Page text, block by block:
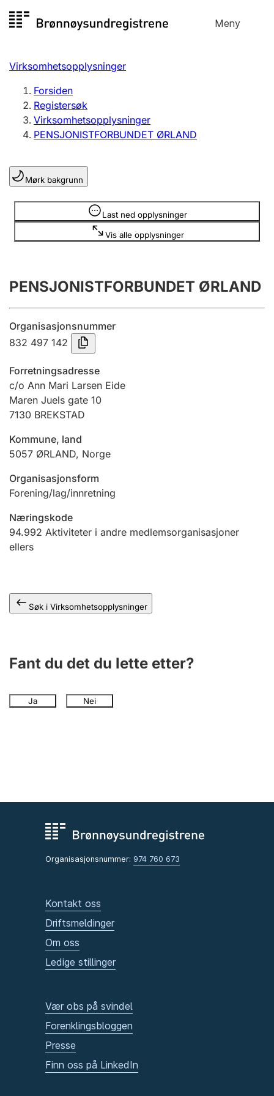
til
Meny
Registersøk
Aksjeselskap
Enkeltpersonforetak
Registrere, endre, slette
Lag og forening
Registrere, endre, slette
Årsregnskap
Innsending og forsinkelsesgebyr
Tinglysing
Jeger
Betaling og jegeravgiftskort
Ektepaktveileder
Virksomhetsopplysninger
Forsiden
Registersøk
Virksomhetsopplysninger
PENSJONISTFORBUNDET ØRLAND
Mørk bakgrunn
Last ned opplysninger
Vis alle opplysninger
Opplysninger er skjult
PENSJONISTFORBUNDET ØRLAND
Organisasjonsnummer
832 497 142
Forretningsadresse
c/o Ann Mari Larsen Eide
Maren Juels gate 10
7130 BREKSTAD
Kommune, land
5057 ØRLAND, Norge
Organisasjonsform
Forening/lag/innretning
Næringskode
94.992 Aktiviteter i andre medlemsorganisasjoner
ellers
Søk i Virksomhetsopplysninger
Fant du det du lette etter?
Ja Nei
Organisasjonsnummer: 974 760 673
Kontakt oss
Driftsmeldinger
Om oss
Ledige stillinger
Vær obs på svindel
Forenklingsbloggen
Presse
Finn oss på LinkedIn